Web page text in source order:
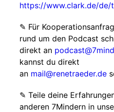
https://www.clark.de/de/
✎ Für
rund um den Pod­cast
direkt an
kannst du direkt
an mail@renetraeder.de
✎ Teile deine
anderen 7Mindern in